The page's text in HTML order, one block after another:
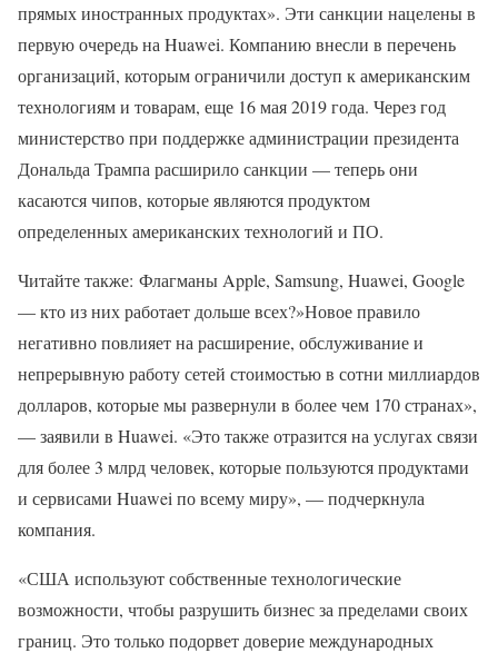
прямых иностранных продуктах». Эти санкции нацелены в
первую очередь на Huawei. Компанию внесли в перечень
организаций, которым ограничили доступ к американским
технологиям и товарам, еще 16 мая 2019 года. Через год
министерство при поддержке администрации президента
Дональда Трампа расширило санкции — теперь они
касаются чипов, которые являются продуктом
определенных американских технологий и ПО.
Читайте также: Флагманы Apple, Samsung, Huawei, Google
— кто из них работает дольше всех?»Новое правило
негативно повлияет на расширение, обслуживание и
непрерывную работу сетей стоимостью в сотни миллиардов
долларов, которые мы развернули в более чем 170 странах»,
— заявили в Huawei. «Это также отразится на услугах связи
для более 3 млрд человек, которые пользуются продуктами
и сервисами Huawei по всему миру», — подчеркнула
компания.
«США используют собственные технологические
возможности, чтобы разрушить бизнес за пределами своих
границ. Это только подорвет доверие международных